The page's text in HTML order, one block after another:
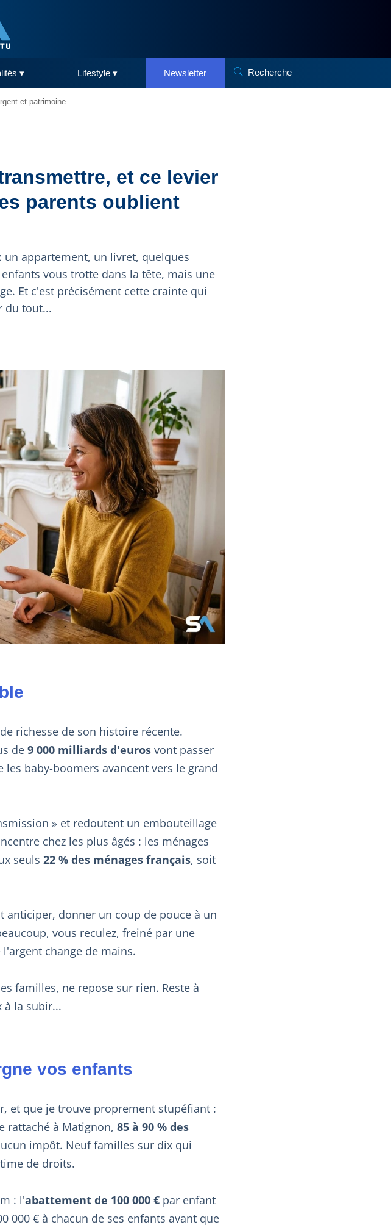
▾ Lifestyle ▾ Newsletter Recherche
et patrimoine
et ce levier
parents oublient
appartement, un livret, quelques
vous trotte dans la tête, mais une
Et c'est précisément cette crainte qui
du tout...
richesse de son histoire récente.
de 9 000 milliards d'euros vont passer
baby-boomers avancent vers le grand
» et redoutent un embouteillage
chez les plus âgés : les ménages
seuls 22 % des ménages français, soit
anticiper, donner un coup de pouce à un
vous reculez, freiné par une
change de mains.
familles, ne repose sur rien. Reste à
la subir...
vos enfants
et que je trouve proprement stupéfiant :
rattaché à Matignon, 85 à 90 % des
impôt. Neuf familles sur dix qui
de droits.
: l'abattement de 100 000 € par enfant
000 € à chacun de ses enfants avant que